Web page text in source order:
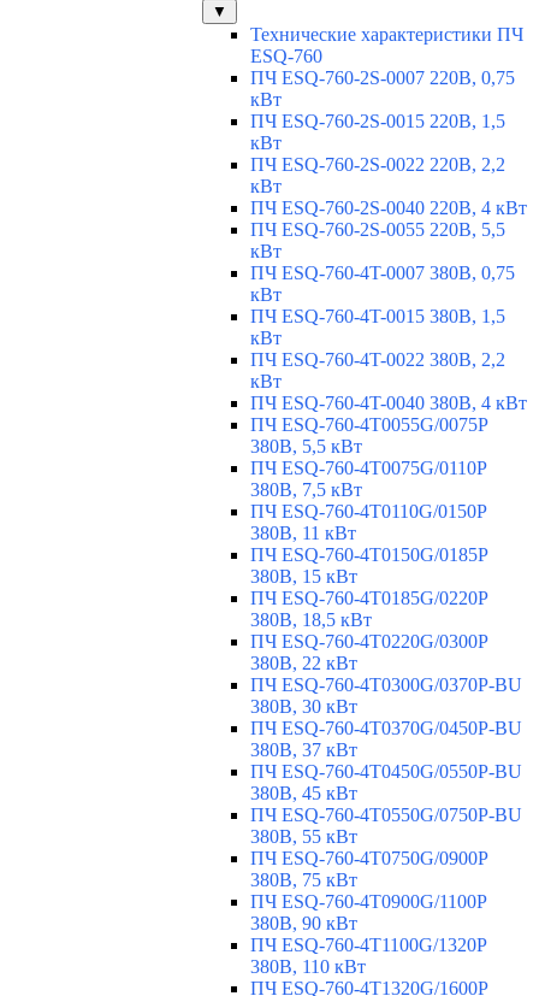
▼
Технические характеристики ПЧ
ESQ-760
ПЧ ESQ-760-2S-0007 220В, 0,75
кВт
ПЧ ESQ-760-2S-0015 220В, 1,5
кВт
ПЧ ESQ-760-2S-0022 220В, 2,2
кВт
ПЧ ESQ-760-2S-0040 220В, 4 кВт
ПЧ ESQ-760-2S-0055 220В, 5,5
кВт
ПЧ ESQ-760-4T-0007 380В, 0,75
кВт
ПЧ ESQ-760-4T-0015 380В, 1,5
кВт
ПЧ ESQ-760-4T-0022 380В, 2,2
кВт
ПЧ ESQ-760-4T-0040 380В, 4 кВт
ПЧ ESQ-760-4T0055G/0075P
380В, 5,5 кВт
ПЧ ESQ-760-4T0075G/0110P
380В, 7,5 кВт
ПЧ ESQ-760-4T0110G/0150P
380В, 11 кВт
ПЧ ESQ-760-4T0150G/0185P
380В, 15 кВт
ПЧ ESQ-760-4T0185G/0220P
380В, 18,5 кВт
ПЧ ESQ-760-4T0220G/0300P
380В, 22 кВт
ПЧ ESQ-760-4T0300G/0370P-BU
380В, 30 кВт
ПЧ ESQ-760-4T0370G/0450P-BU
380В, 37 кВт
ПЧ ESQ-760-4T0450G/0550P-BU
380В, 45 кВт
ПЧ ESQ-760-4T0550G/0750P-BU
380В, 55 кВт
ПЧ ESQ-760-4T0750G/0900P
380В, 75 кВт
ПЧ ESQ-760-4T0900G/1100P
380В, 90 кВт
ПЧ ESQ-760-4T1100G/1320P
380В, 110 кВт
ПЧ ESQ-760-4T1320G/1600P